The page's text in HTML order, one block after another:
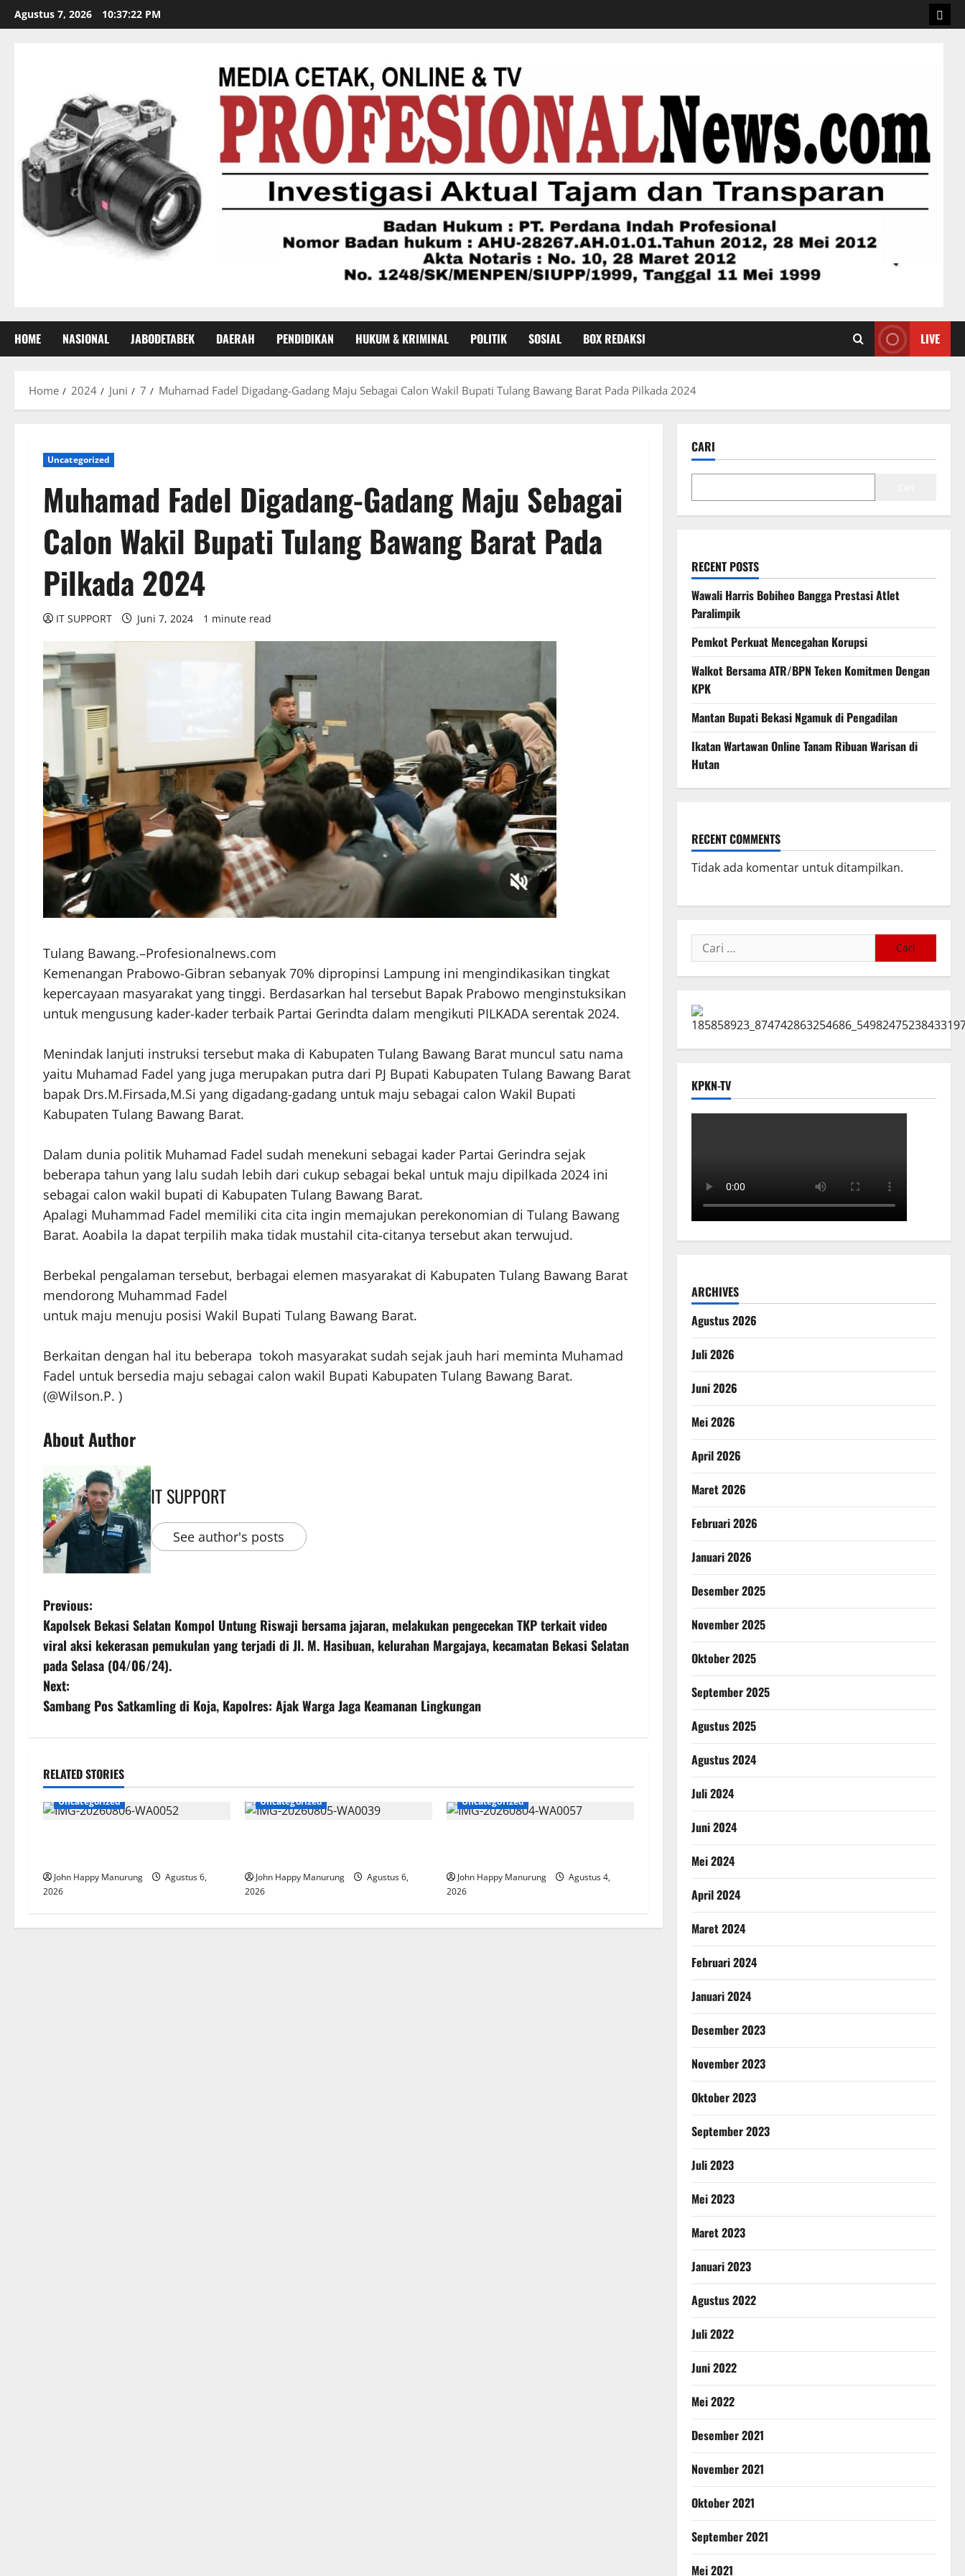
Agustus 7, 2026 10:37:23 PM
HOME NASIONAL JABODETABEK DAERAH PENDIDIKAN HUKUM & KRIMINAL POLITIK SOSIAL BOX REDAKSI LIVE
Home 2024 Juni 7 Muhamad Fadel Digadang-Gadang Maju Sebagai Calon Wakil Bupati Tulang Bawang Barat Pada Pilkada 2024
Uncategorized
Muhamad Fadel Digadang-Gadang Maju Sebagai
Calon Wakil Bupati Tulang Bawang Barat Pada
Pilkada 2024
IT SUPPORT Juni 7, 2024 1 minute read
Tulang Bawang.–Profesionalnews.com
Kemenangan Prabowo-Gibran sebanyak 70% dipropinsi Lampung ini mengindikasikan tingkat
kepercayaan masyarakat yang tinggi. Berdasarkan hal tersebut Bapak Prabowo menginstuksikan
untuk mengusung kader-kader terbaik Partai Gerindta dalam mengikuti PILKADA serentak 2024.
Menindak lanjuti instruksi tersebut maka di Kabupaten Tulang Bawang Barat muncul satu nama
yaitu Muhamad Fadel yang juga merupakan putra dari PJ Bupati Kabupaten Tulang Bawang Barat
bapak Drs.M.Firsada,M.Si yang digadang-gadang untuk maju sebagai calon Wakil Bupati
Kabupaten Tulang Bawang Barat.
Dalam dunia politik Muhamad Fadel sudah menekuni sebagai kader Partai Gerindra sejak
beberapa tahun yang lalu sudah lebih dari cukup sebagai bekal untuk maju dipilkada 2024 ini
sebagai calon wakil bupati di Kabupaten Tulang Bawang Barat.
Apalagi Muhammad Fadel memiliki cita cita ingin memajukan perekonomian di Tulang Bawang
Barat. Aoabila Ia dapat terpilih maka tidak mustahil cita-citanya tersebut akan terwujud.
Berbekal pengalaman tersebut, berbagai elemen masyarakat di Kabupaten Tulang Bawang Barat
mendorong Muhammad Fadel
untuk maju menuju posisi Wakil Bupati Tulang Bawang Barat.
Berkaitan dengan hal itu beberapa tokoh masyarakat sudah sejak jauh hari meminta Muhamad
Fadel untuk bersedia maju sebagai calon wakil Bupati Kabupaten Tulang Bawang Barat.
(@Wilson.P. )
About Author
IT SUPPORT
See author's posts
Previous:
Kapolsek Bekasi Selatan Kompol Untung Riswaji bersama jajaran, melakukan pengecekan TKP terkait video
viral aksi kekerasan pemukulan yang terjadi di Jl. M. Hasibuan, kelurahan Margajaya, kecamatan Bekasi Selatan
pada Selasa (04/06/24).
Next:
Sambang Pos Satkamling di Koja, Kapolres: Ajak Warga Jaga Keamanan Lingkungan
RELATED STORIES
Uncategorized
John Happy Manurung
Agustus 6,
2026
Uncategorized
John Happy Manurung
Agustus 6,
2026
Uncategorized
John Happy Manurung
Agustus 4,
2026
CARI
RECENT POSTS
Wawali Harris Bobiheo Bangga Prestasi Atlet
Paralimpik
Pemkot Perkuat Mencegahan Korupsi
Walkot Bersama ATR/BPN Teken Komitmen Dengan
KPK
Mantan Bupati Bekasi Ngamuk di Pengadilan
Ikatan Wartawan Online Tanam Ribuan Warisan di
Hutan
RECENT COMMENTS
Tidak ada komentar untuk ditampilkan.
KPKN-TV
ARCHIVES
Agustus 2026
Juli 2026
Juni 2026
Mei 2026
April 2026
Maret 2026
Februari 2026
Januari 2026
Desember 2025
November 2025
Oktober 2025
September 2025
Agustus 2025
Agustus 2024
Juli 2024
Juni 2024
Mei 2024
April 2024
Maret 2024
Februari 2024
Januari 2024
Desember 2023
November 2023
Oktober 2023
September 2023
Juli 2023
Mei 2023
Maret 2023
Januari 2023
Agustus 2022
Juli 2022
Juni 2022
Mei 2022
Desember 2021
November 2021
Oktober 2021
September 2021
Mei 2021